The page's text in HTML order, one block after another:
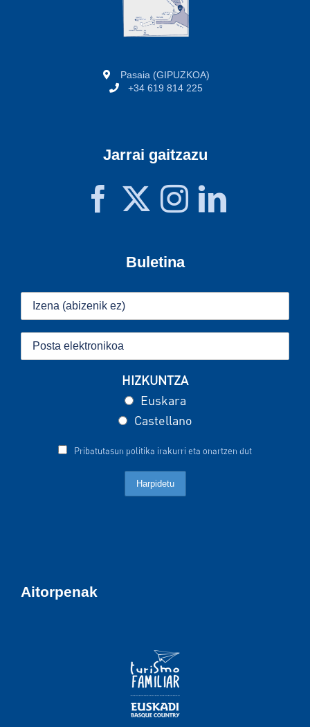
Pasaia (GIPUZKOA)
+34 619 814 225
Jarrai gaitzazu
Buletina
HIZKUNTZA
Euskara
Castellano
Pribatutasun politika irakurri eta onartzen dut
Aitorpenak